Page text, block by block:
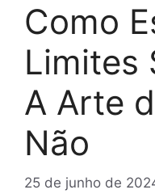
Como
Limites
A Arte
Não
25 de junho de